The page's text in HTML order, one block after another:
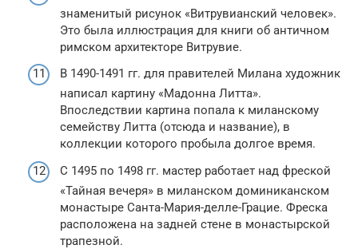
знаменитый рисунок «Витрувианский человек».
Это была иллюстрация для книги об античном
римском архитекторе Витрувие.
В 1490-1491 гг. для правителей Милана художник
написал картину «Мадонна Литта».
Впоследствии картина попала к миланскому
семейству Литта (отсюда и название), в
коллекции которого пробыла долгое время.
С 1495 по 1498 гг. мастер работает над фреской
«Тайная вечеря» в миланском доминиканском
монастыре Санта-Мария-делле-Грацие. Фреска
расположена на задней стене в монастырской
трапезной.